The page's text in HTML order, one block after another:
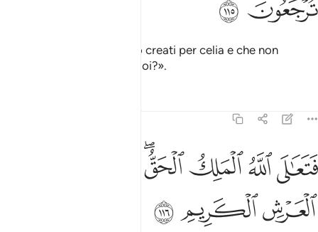
ﲥ ﲦ
Pensavate che vi avessimo creati per celia e che non
sareste stati ricondotti a Noi?».
فتعالى الله الملك الحق لا الاه الا هو رب العرش الكريم ١١٦
فَتَعَـٰلَى ٱللَّهُ ٱلْمَلِكُ ٱلْحَقُّ ۖ لَآ إِلَـٰهَ إِلَّا هُوَ رَبُّ ٱلْعَرْشِ
ﲧﲨﲩﲪﲫ
ﲱﲲﲳ